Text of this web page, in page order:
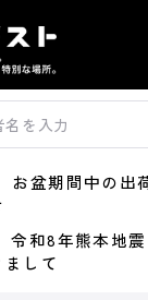
盆期間中の出
和8年熊本地震
して